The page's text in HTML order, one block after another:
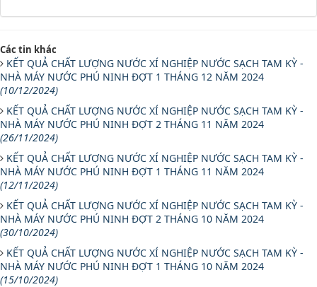
Các tin khác
KẾT QUẢ CHẤT LƯỢNG NƯỚC XÍ NGHIỆP NƯỚC SẠCH TAM KỲ -
NHÀ MÁY NƯỚC PHÚ NINH ĐỢT 1 THÁNG 12 NĂM 2024
(10/12/2024)
KẾT QUẢ CHẤT LƯỢNG NƯỚC XÍ NGHIỆP NƯỚC SẠCH TAM KỲ -
NHÀ MÁY NƯỚC PHÚ NINH ĐỢT 2 THÁNG 11 NĂM 2024
(26/11/2024)
KẾT QUẢ CHẤT LƯỢNG NƯỚC XÍ NGHIỆP NƯỚC SẠCH TAM KỲ -
NHÀ MÁY NƯỚC PHÚ NINH ĐỢT 1 THÁNG 11 NĂM 2024
(12/11/2024)
KẾT QUẢ CHẤT LƯỢNG NƯỚC XÍ NGHIỆP NƯỚC SẠCH TAM KỲ -
NHÀ MÁY NƯỚC PHÚ NINH ĐỢT 2 THÁNG 10 NĂM 2024
(30/10/2024)
KẾT QUẢ CHẤT LƯỢNG NƯỚC XÍ NGHIỆP NƯỚC SẠCH TAM KỲ -
NHÀ MÁY NƯỚC PHÚ NINH ĐỢT 1 THÁNG 10 NĂM 2024
(15/10/2024)